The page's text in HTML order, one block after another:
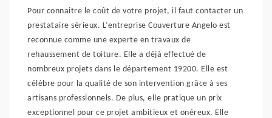
Pour connaitre le coût de votre projet, il faut contacter un
prestataire sérieux. L’entreprise Couverture Angelo est
reconnue comme une experte en travaux de
rehaussement de toiture. Elle a déjà effectué de
nombreux projets dans le département 19200. Elle est
célèbre pour la qualité de son intervention grâce à ses
artisans professionnels. De plus, elle pratique un prix
exceptionnel pour ce projet ambitieux et onéreux. Elle